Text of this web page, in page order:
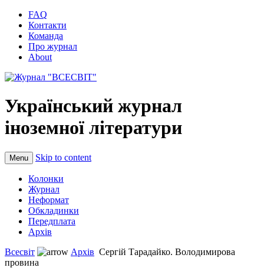
FAQ
Контакти
Команда
Про журнал
About
Український журнал
іноземної літератури
Menu Skip to content
Колонки
Журнал
Неформат
Обкладинки
Передплата
Архів
Всесвіт
Архів Сергій Тарадайко. Володимирова
провина